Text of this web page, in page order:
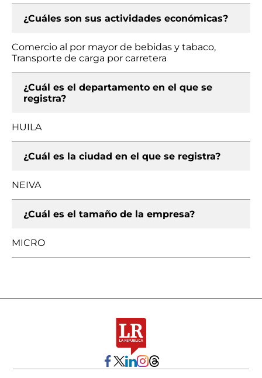
¿Cuáles son sus actividades económicas?
Comercio al por mayor de bebidas y tabaco,
Transporte de carga por carretera
¿Cuál es el departamento en el que se
registra?
HUILA
¿Cuál es la ciudad en el que se registra?
NEIVA
¿Cuál es el tamaño de la empresa?
MICRO